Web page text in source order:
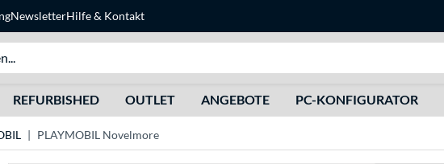
NewsletterHilfe& Kontakt
REFURBISHED OUTLET ANGEBOTE PC-KONFIGURATOR
PLAYMOBIL Novelmore